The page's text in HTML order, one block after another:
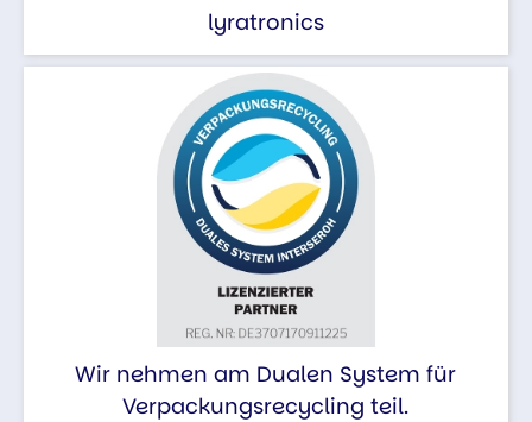
lyratronics
Wir nehmen am Dualen System für
Verpackungsrecycling teil.